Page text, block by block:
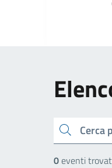
cerca
0eventi